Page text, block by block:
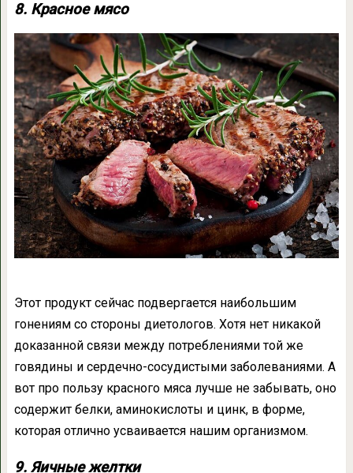
8. Красное мясо
Этот продукт сейчас подвергается наибольшим
гонениям со стороны диетологов. Хотя нет никакой
доказанной связи между потреблениями той же
говядины и сердечно-сосудистыми заболеваниями. А
вот про пользу красного мяса лучше не забывать, оно
содержит белки, аминокислоты и цинк, в форме,
которая отлично усваивается нашим организмом.
9. Яичные желтки